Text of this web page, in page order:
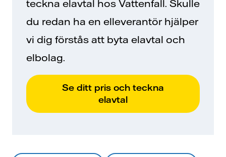
teckna elavtal hos Vattenfall. Skulle
du redan ha en elleverantör hjälper
vi dig förstås att byta elavtal och
elbolag.
Se ditt pris och teckna
elavtal